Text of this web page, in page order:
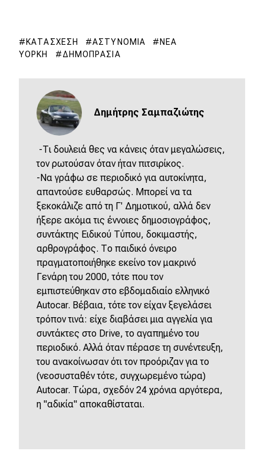
ΚΑΤΆΣΧΕΣΗ ΑΣΤΥΝΟΜΊΑ
ΝΈΑ
ΥΌΡΚΗ
ΔΗΜΟΠΡΑΣΊΑ
Δημήτρης Σαμπαζιώτης
-Τι δουλειά θες να κάνεις όταν μεγαλώσεις,
τον ρωτούσαν όταν ήταν πιτσιρίκος.
-Να γράφω σε περιοδικό για αυτοκίνητα,
απαντούσε ευθαρσώς. Μπορεί να τα
ξεκοκάλιζε από τη Γ' Δημοτικού, αλλά δεν
ήξερε ακόμα τις έννοιες δημοσιογράφος,
συντάκτης Ειδικού Τύπου, δοκιμαστής,
αρθρογράφος. Το παιδικό όνειρο
πραγματοποιήθηκε εκείνο τον μακρινό
Γενάρη του 2000, τότε που τον
εμπιστεύθηκαν στο εβδομαδιαίο ελληνικό
Autocar. Βέβαια, τότε τον είχαν ξεγελάσει
τρόπον τινά: είχε διαβάσει μια αγγελία για
συντάκτες στο Drive, το αγαπημένο του
περιοδικό. Αλλά όταν πέρασε τη συνέντευξη,
του ανακοίνωσαν ότι τον προόριζαν για το
(νεοσυσταθέν τότε, συγχωρεμένο τώρα)
Autocar. Τώρα, σχεδόν 24 χρόνια αργότερα,
η "αδικία" αποκαθίσταται.